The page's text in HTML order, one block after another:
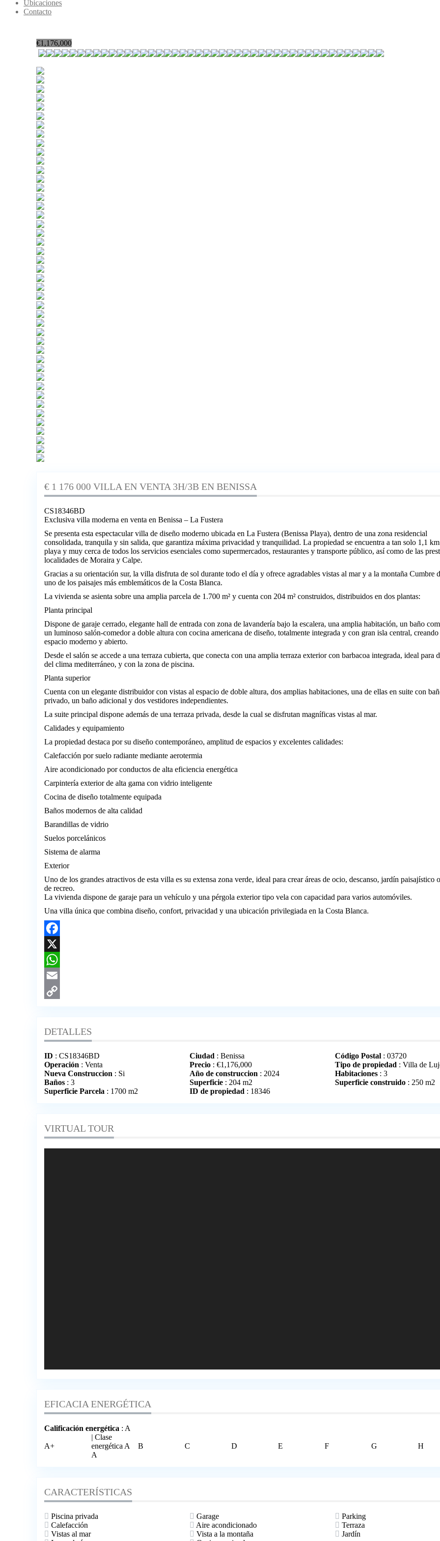
Ubicaciones
Contacto
€1,176,000
€ 1 176 000 VILLA EN VENTA 3H/3B EN BENISSA
CS18346BD
Exclusiva villa moderna en venta en Benissa – La Fustera
Se presenta esta espectacular villa de diseño moderno ubicada en La Fustera (Benissa Playa), dentro de una zona residencial
consolidada, tranquila y sin salida, que garantiza máxima privacidad y tranquilidad. La propiedad se encuentra a tan solo 1,1
playa y muy cerca de todos los servicios esenciales como supermercados, restaurantes y transporte público, así como de las
localidades de Moraira y Calpe.
Gracias a su orientación sur, la villa disfruta de sol durante todo el día y ofrece agradables vistas al mar y a la montaña Cumbre
uno de los paisajes más emblemáticos de la Costa Blanca.
La vivienda se asienta sobre una amplia parcela de 1.700 m² y cuenta con 204 m² construidos, distribuidos en dos plantas:
Planta principal
Dispone de garaje cerrado, elegante hall de entrada con zona de lavandería bajo la escalera, una amplia habitación, un baño
un luminoso salón-comedor a doble altura con cocina americana de diseño, totalmente integrada y con gran isla central,
espacio moderno y abierto.
Desde el salón se accede a una terraza cubierta, que conecta con una amplia terraza exterior con barbacoa integrada, ideal para
del clima mediterráneo, y con la zona de piscina.
Planta superior
Cuenta con un elegante distribuidor con vistas al espacio de doble altura, dos amplias habitaciones, una de ellas en suite con
privado, un baño adicional y dos vestidores independientes.
La suite principal dispone además de una terraza privada, desde la cual se disfrutan magníficas vistas al mar.
Calidades y equipamiento
La propiedad destaca por su diseño contemporáneo, amplitud de espacios y excelentes calidades:
Calefacción por suelo radiante mediante aerotermia
Aire acondicionado por conductos de alta eficiencia energética
Carpintería exterior de alta gama con vidrio inteligente
Cocina de diseño totalmente equipada
Baños modernos de alta calidad
Barandillas de vidrio
Suelos porcelánicos
Sistema de alarma
Exterior
Uno de los grandes atractivos de esta villa es su extensa zona verde, ideal para crear áreas de ocio, descanso, jardín paisajístico
de recreo.
La vivienda dispone de garaje para un vehículo y una pérgola exterior tipo vela con capacidad para varios automóviles.
Una villa única que combina diseño, confort, privacidad y una ubicación privilegiada en la Costa Blanca.
Facebook
X
WhatsApp
Email
DETALLES
ID : CS18346BD Ciudad : Benissa Código Postal: 03720
Operación : Venta Precio :€1,176,000 Tipo de propiedad : Villa de
Nueva Construccion : Si Año de construccion : 2024 Habitaciones: 3
Baños : 3 Superficie : 204 m2 Superficie construido: 250 m2
Superficie Parcela : 1700 m2 ID de propiedad : 18346
VIRTUAL TOUR
EFICACIA ENERGÉTICA
Calificación energética : A
A+
| Clase
energética A
A
B C D E F G H
CARACTERÍSTICAS
Piscina privada Garage
Parking
Calefacción
Aire acondicionado
Terraza
Vistas al mar
Vista a la montaña
Jardín